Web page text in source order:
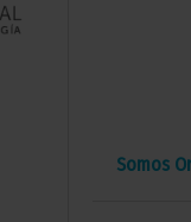
Somos